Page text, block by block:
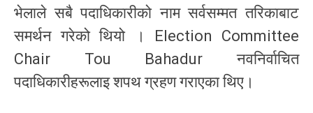
भेलाले सबै पदाधिकारीको नाम सर्वसम्मत तरिकाबाट
समर्थन गरेको थियो । Election Committee
Chair Tou Bahadur नवनिर्वाचित
पदाधिकारीहरूलाइ शपथ ग्रहण गराएका थिए।